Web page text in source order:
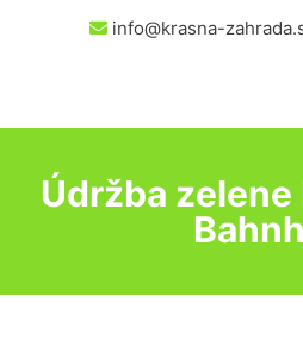
info@krasna-
Údržba